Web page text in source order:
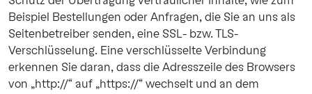
Beispiel Bestellungen oder Anfragen, die Sie an uns als
Seitenbetreiber senden, eine SSL- bzw. TLS-
Verschlüsselung. Eine verschlüsselte Verbindung
erkennen Sie daran, dass die Adresszeile des Browsers
von „http://“ auf „https://“ wechselt und an dem